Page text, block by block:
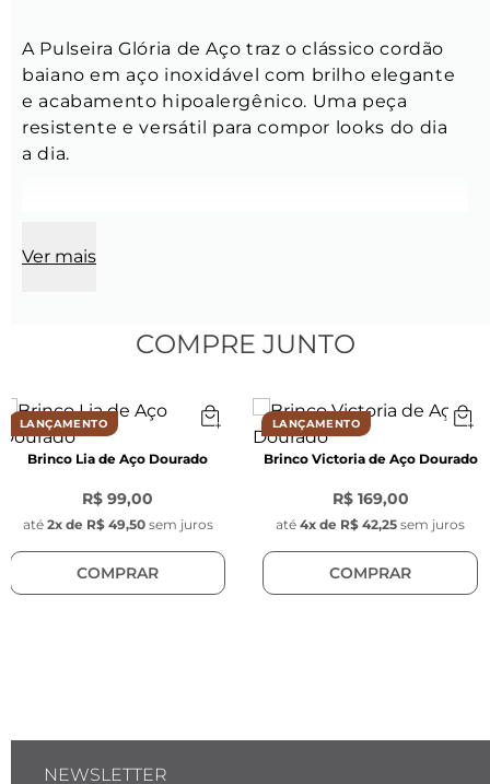
A Pulseira Glória de Aço traz o clássico cordão
baiano em aço inoxidável com brilho elegante
e acabamento hipoalergênico. Uma peça
resistente e versátil para compor looks do dia
a dia.
Pulseira:
Cor: Prata
Material: Aço inoxidável (acabamento
hipoalergênico)
Fecho: Lagosta em aço inoxidável prata
Tamanhos: P-M | G-GG
Ver mais
COMPRE JUNTO
LANÇAMENTO
Brinco Lia de Aço Dourado
R$ 99,00
até 2x de R$ 49,50 sem juros
COMPRAR
LANÇAMENTO
Brinco Victoria de Aço Dourado
R$ 169,00
até 4x de R$ 42,25 sem juros
COMPRAR
NEWSLETTER